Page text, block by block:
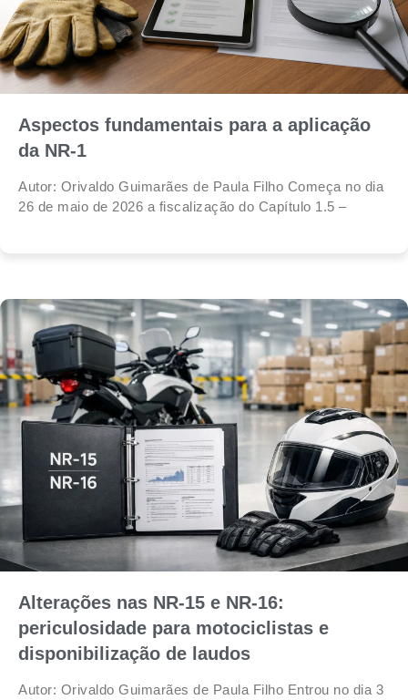
Aspectos fundamentais para a aplicação
da NR-1
Autor: Orivaldo Guimarães de Paula Filho Começa no dia
26 de maio de 2026 a fiscalização do Capítulo 1.5 –
Alterações nas NR-15 e NR-16:
periculosidade para motociclistas e
disponibilização de laudos
Autor: Orivaldo Guimarães de Paula Filho Entrou no dia 3